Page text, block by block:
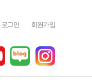
로그인 회원가입